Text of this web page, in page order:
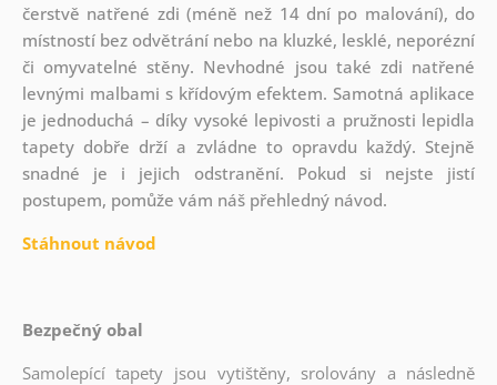
čerstvě natřené zdi (méně než 14 dní po malování), do
místností bez odvětrání nebo na kluzké, lesklé, neporézní
či omyvatelné stěny. Nevhodné jsou také zdi natřené
levnými malbami s křídovým efektem. Samotná aplikace
je jednoduchá – díky vysoké lepivosti a pružnosti lepidla
tapety dobře drží a zvládne to opravdu každý. Stejně
snadné je i jejich odstranění. Pokud si nejste jistí
postupem, pomůže vám náš přehledný návod.
Stáhnout návod
Bezpečný obal
Samolepící tapety jsou vytištěny, srolovány a následně